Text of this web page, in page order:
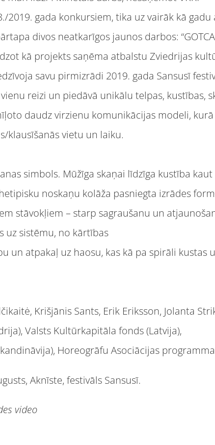
2019. gada konkursiem, tika uz vairāk kā gadu
divos neatkarīgos jaunos darbos:
kā projekts saņēma atbalstu Zviedrijas
savu pirmizrādi 2019. gada Sansusī
reizi un piedāvā unikālu telpas, kustības,
daudz virzienu komunikācijas modeli,
klausīšanās vietu un laiku.
simbols. Mūžīga skaņai līdzīga kustība kaut
noskaņu kolāža pasniegta izrādes
stāvokļiem – starp sagraušanu un
uz sistēmu, no kārtības
un atpakaļ uz haosu, kas kā pa spirāli kustas
Krišjānis Sants, Erik Eriksson, Jolanta
Valsts Kultūrkapitāla fonds (Latvija),
Horeogrāfu Asociācijas programma
Aknīste, festivāls Sansusī.
video